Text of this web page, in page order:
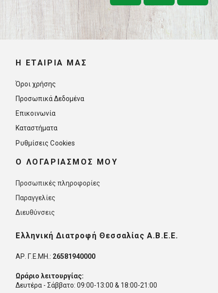
Η ΕΤΑΙΡΊΑ ΜΑΣ
Όροι χρήσης
Προσωπικά Δεδομένα
Επικοινωνία
Καταστήματα
Ρυθμίσεις Cookies
O ΛΟΓΑΡΙΑΣΜΟΣ ΜΟΥ
Προσωπικές πληροφορίες
Παραγγελίες
Διευθύνσεις
Ελληνική Διατροφή Θεσσαλίας Α.Β.Ε.Ε.
ΑΡ. Γ.Ε.ΜΗ.: 26581940000
Ωράριο λειτουργίας:
Δευτέρα - Σάββατο: 09:00-13:00 & 18:00-21:00